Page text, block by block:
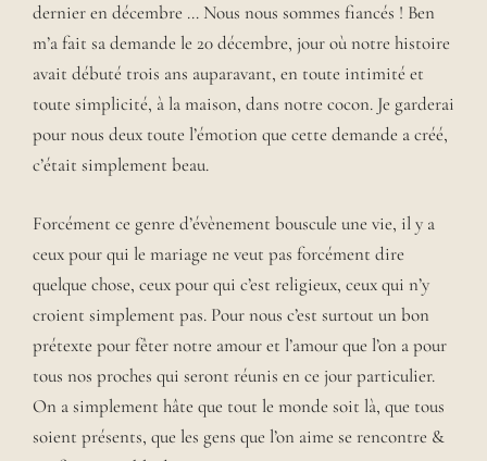
dernier en décembre … Nous nous sommes fiancés ! Ben
m’a fait sa demande le 20 décembre, jour où notre histoire
avait débuté trois ans auparavant, en toute intimité et
toute simplicité, à la maison, dans notre cocon. Je garderai
pour nous deux toute l’émotion que cette demande a créé,
c’était simplement beau.
Forcément ce genre d’évènement bouscule une vie, il y a
ceux pour qui le mariage ne veut pas forcément dire
quelque chose, ceux pour qui c’est religieux, ceux qui n’y
croient simplement pas. Pour nous c’est surtout un bon
prétexte pour fêter notre amour et l’amour que l’on a pour
tous nos proches qui seront réunis en ce jour particulier.
On a simplement hâte que tout le monde soit là, que tous
soient présents, que les gens que l’on aime se rencontre &